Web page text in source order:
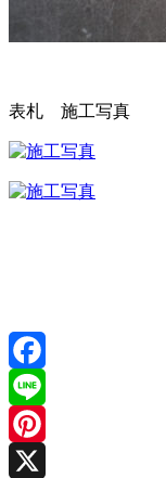
表札 施工写真
Facebook
Line
Pinterest